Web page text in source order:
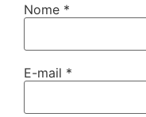
Nome *
E-mail *